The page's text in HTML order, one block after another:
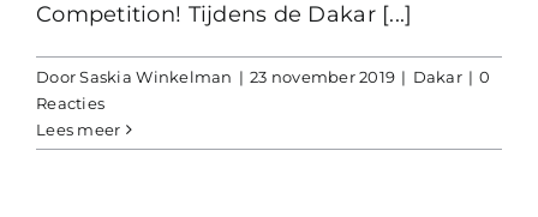
Competition! Tijdens de Dakar [...]
DoorSaskia Winkelman | 23 november 2019 | Dakar | 0
Reacties
Lees meer